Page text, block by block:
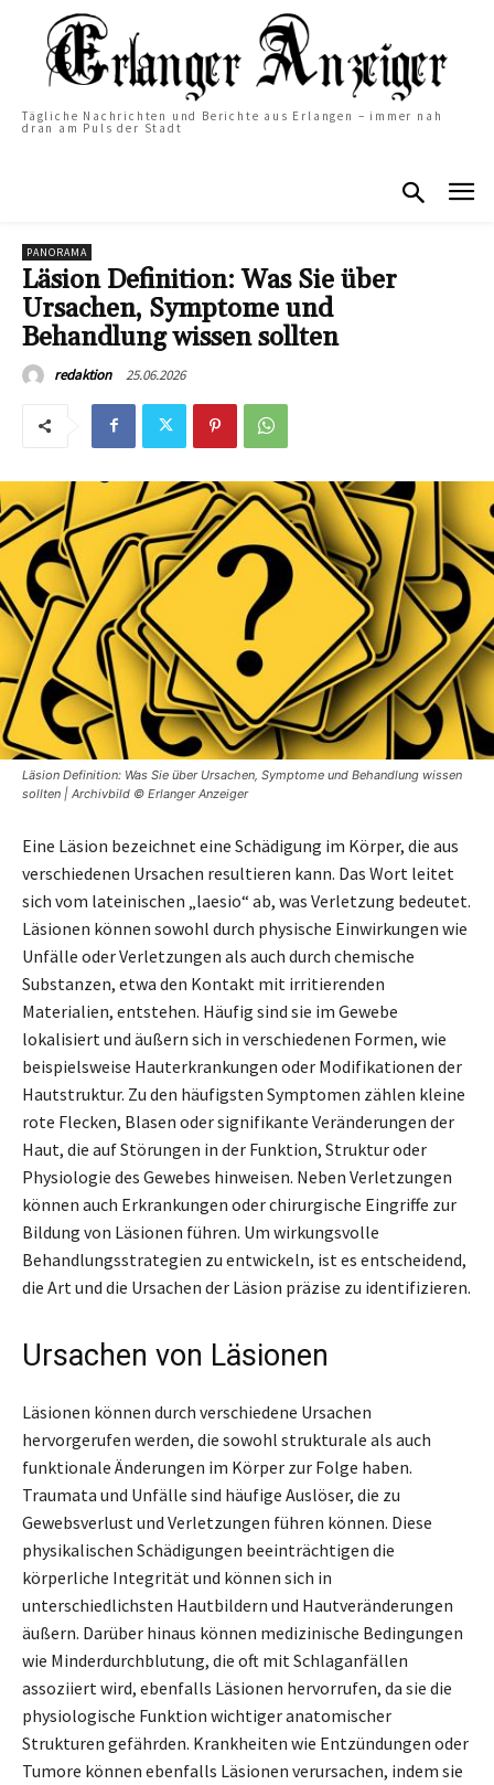
Tägliche Nachrichten und Berichte aus Erlangen – immer nah
dran am Puls der Stadt
PANORAMA
Läsion Definition: Was Sie über
Ursachen, Symptome und
Behandlung wissen sollten
redaktion 25.06.2026
Läsion Definition: Was Sie über Ursachen, Symptome und Behandlung wissen
sollten | Archivbild © Erlanger Anzeiger
Eine Läsion bezeichnet eine Schädigung im Körper, die aus
verschiedenen Ursachen resultieren kann. Das Wort leitet
sich vom lateinischen „laesio“ ab, was Verletzung bedeutet.
Läsionen können sowohl durch physische Einwirkungen wie
Unfälle oder Verletzungen als auch durch chemische
Substanzen, etwa den Kontakt mit irritierenden
Materialien, entstehen. Häufig sind sie im Gewebe
lokalisiert und äußern sich in verschiedenen Formen, wie
beispielsweise Hauterkrankungen oder Modifikationen der
Hautstruktur. Zu den häufigsten Symptomen zählen kleine
rote Flecken, Blasen oder signifikante Veränderungen der
Haut, die auf Störungen in der Funktion, Struktur oder
Physiologie des Gewebes hinweisen. Neben Verletzungen
können auch Erkrankungen oder chirurgische Eingriffe zur
Bildung von Läsionen führen. Um wirkungsvolle
Behandlungsstrategien zu entwickeln, ist es entscheidend,
die Art und die Ursachen der Läsion präzise zu identifizieren.
Ursachen von Läsionen
Läsionen können durch verschiedene Ursachen
hervorgerufen werden, die sowohl strukturale als auch
funktionale Änderungen im Körper zur Folge haben.
Traumata und Unfälle sind häufige Auslöser, die zu
Gewebsverlust und Verletzungen führen können. Diese
physikalischen Schädigungen beeinträchtigen die
körperliche Integrität und können sich in
unterschiedlichsten Hautbildern und Hautveränderungen
äußern. Darüber hinaus können medizinische Bedingungen
wie Minderdurchblutung, die oft mit Schlaganfällen
assoziiert wird, ebenfalls Läsionen hervorrufen, da sie die
physiologische Funktion wichtiger anatomischer
Strukturen gefährden. Krankheiten wie Entzündungen oder
Tumore können ebenfalls Läsionen verursachen, indem sie